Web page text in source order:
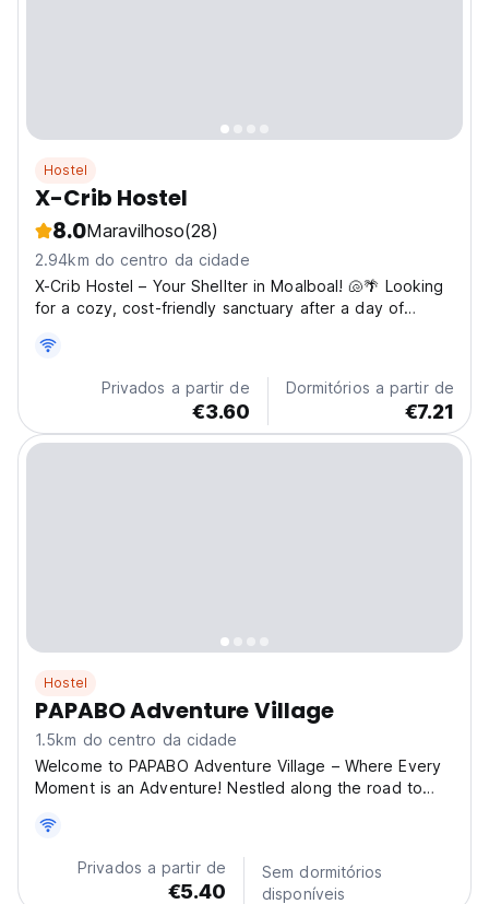
Hostel
X-Crib Hostel
8.0Maravilhoso(28)
2.94km do centro da cidade
X-Crib Hostel – Your Shellter in Moalboal! 🐚🌴 Looking
for a cozy, cost-friendly sanctuary after a day of
nomads and backpackers to rest, recharge, and
connect. 🌟 Why Stay With Us? ✔ Rest in Comfort –
Privados a partir de
€3.60
Dormitórios a partir de
€7.21
Hostel
PAPABO Adventure Village
1.5km do centro da cidade
Welcome to PAPABO Adventure Village – Where Every
Moment is an Adventure! Nestled along the road to
blend of comfort, entertainment, and adventure for
travelers of all kinds. Whether you're looking for a
relaxing...Privados a partir de
€5.40
Sem dormitórios
disponíveis